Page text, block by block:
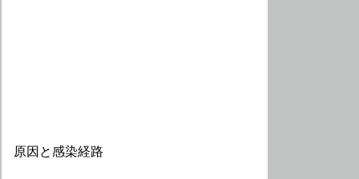
原因と感染経路